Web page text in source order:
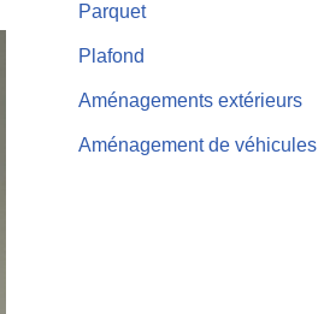
Parquet
Plafond
Aménagements extérieurs
Aménagement de véhicules